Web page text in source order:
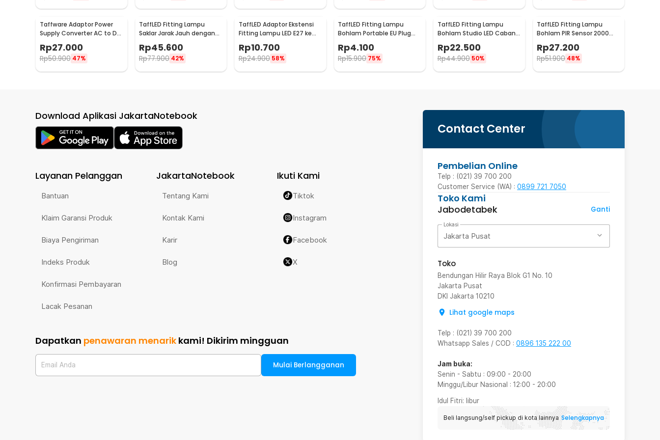
Taffware Adaptor Power
Supply Converter AC to DC
1820
Rp27.000
Rp50.900 47%
TaffLED Fitting Lampu
Saklar Jarak Jauh dengan
Remote Control 220V E27 -
GN-680
Rp45.600
Rp77.900 42%
TaffLED Adaptor Ekstensi
Fitting Lampu LED E27 ke
Rp10.700
Rp24.900 58%
TaffLED Fitting Lampu
Bohlam Portable EU Plug
HF-100
Rp4.100
Rp15.900 75%
TaffLED Fitting Lampu
Bohlam Studio LED Cabang
Rp22.500
Rp44.900 50%
TaffLED Fitting Lampu
Bohlam PIR Sensor 2000
Rp27.200
Rp51.900 48%
Contact Center
Pembelian Online
Telp : (021) 39 700 200
Customer Service (WA) : 0899 721 7050
Toko Kami
Jabodetabek
Ganti
Lokasi
Jakarta Pusat
Toko
Bendungan Hilir Raya Blok G1 No. 10
Jakarta Pusat
DKI Jakarta 10210
Lihat google maps
Telp : (021) 39 700 200
Whatsapp Sales / COD : 0896 135 222 00
Jam buka:
Senin - Sabtu : 09:00 - 20:00
Minggu/Libur Nasional : 12:00 - 20:00
Idul Fitri: libur
Beli langsung/self pickup di kota lainnya Selengkapnya
Download Aplikasi JakartaNotebook
Layanan Pelanggan
Bantuan
Klaim Garansi Produk
Biaya Pengiriman
Indeks Produk
Konfirmasi Pembayaran
Lacak Pesanan
JakartaNotebook
Tentang Kami
Kontak Kami
Karir
Blog
Ikuti Kami
Tiktok
Instagram
Facebook
X
Dapatkan penawaran menarik kami! Dikirim mingguan
Email Anda Mulai Berlangganan